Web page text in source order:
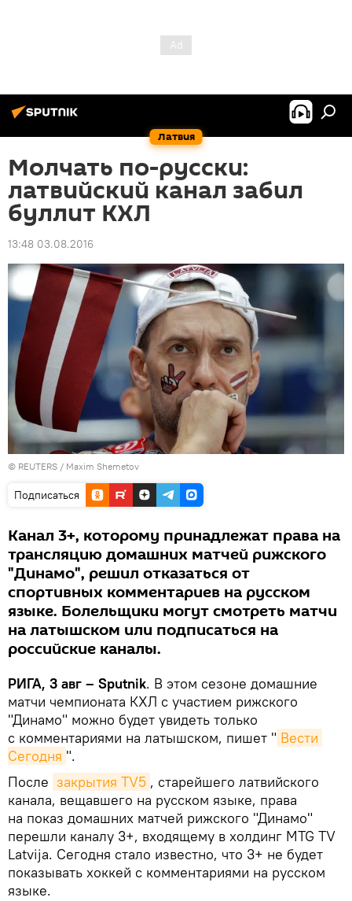
Латвия
Молчать по-русски:
латвийский канал забил
буллит КХЛ
13:48 03.08.2016
© REUTERS / Maxim Shemetov
Подписаться
Канал 3+, которому принадлежат права на
трансляцию домашних матчей рижского
"Динамо", решил отказаться от
спортивных комментариев на русском
языке. Болельщики могут смотреть матчи
на латышском или подписаться на
российские каналы.
РИГА, 3 авг – Sputnik. В этом сезоне домашние
матчи чемпионата КХЛ с участием рижского
"Динамо" можно будет увидеть только
с комментариями на латышском, пишет " Вести
Сегодня ".
После закрытия TV5 , старейшего латвийского
канала, вещавшего на русском языке, права
на показ домашних матчей рижского "Динамо"
перешли каналу 3+, входящему в холдинг MTG TV
Latvija. Сегодня стало известно, что 3+ не будет
показывать хоккей с комментариями на русском
языке.